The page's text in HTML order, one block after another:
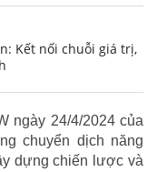
Kết nối chuỗi giá trị,
ngày 24/4/2024 của
chuyển dịch năng
dựng chiến lược và